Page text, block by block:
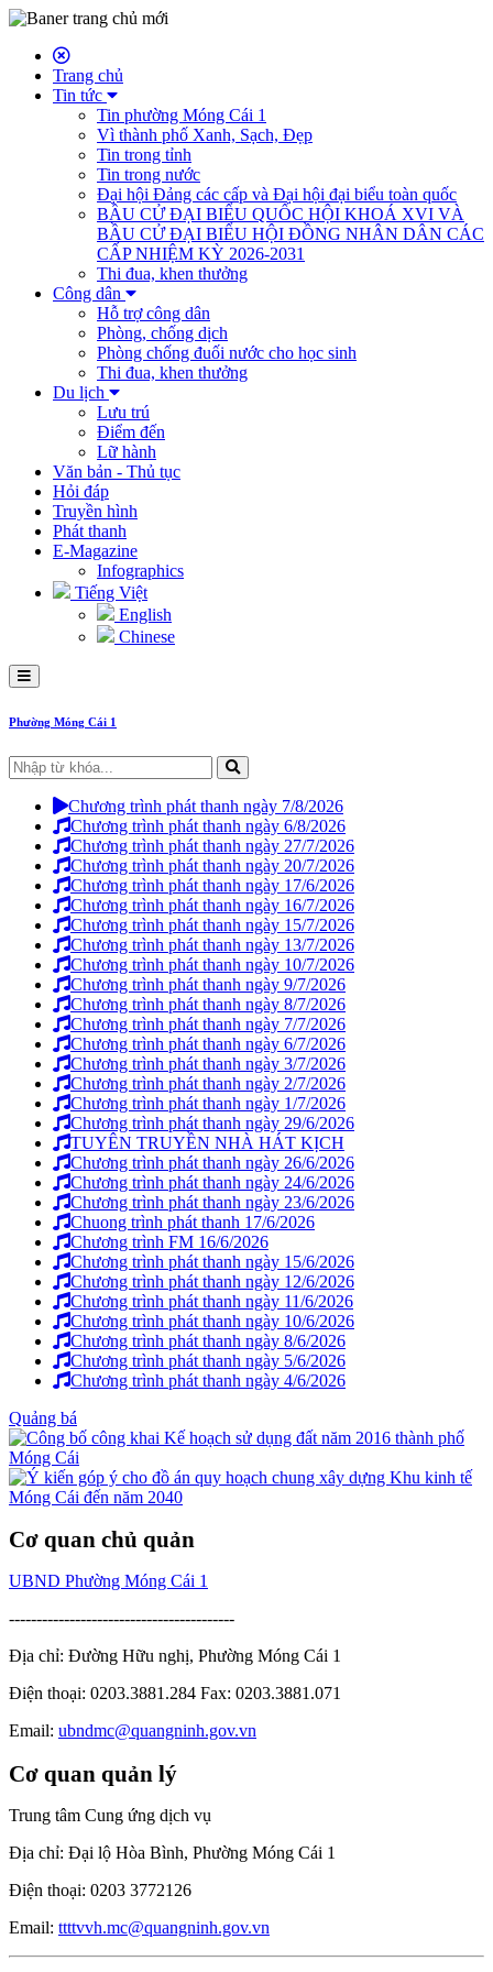
Trang chủ
Tin tức
Tin phường Móng Cái 1
Vì thành phố Xanh, Sạch, Đẹp
Tin trong tỉnh
Tin trong nước
Đại hội Đảng các cấp và Đại hội đại biểu toàn quốc
BẦU CỬ ĐẠI BIỂU QUỐC HỘI KHOÁ XVI VÀ
BẦU CỬ ĐẠI BIỂU HỘI ĐỒNG NHÂN DÂN CÁC
CẤP NHIỆM KỲ 2026-2031
Thi đua, khen thưởng
Công dân
Hỗ trợ công dân
Phòng, chống dịch
Phòng chống đuối nước cho học sinh
Thi đua, khen thưởng
Du lịch
Lưu trú
Điểm đến
Lữ hành
Văn bản - Thủ tục
Hỏi đáp
Truyền hình
Phát thanh
E-Magazine
Infographics
Tiếng Việt
English
Chinese
Phường Móng Cái 1
Chương trình phát thanh ngày 7/8/2026
Chương trình phát thanh ngày 6/8/2026
Chương trình phát thanh ngày 27/7/2026
Chương trình phát thanh ngày 20/7/2026
Chương trình phát thanh ngày 17/6/2026
Chương trình phát thanh ngày 16/7/2026
Chương trình phát thanh ngày 15/7/2026
Chương trình phát thanh ngày 13/7/2026
Chương trình phát thanh ngày 10/7/2026
Chương trình phát thanh ngày 9/7/2026
Chương trình phát thanh ngày 8/7/2026
Chương trình phát thanh ngày 7/7/2026
Chương trình phát thanh ngày 6/7/2026
Chương trình phát thanh ngày 3/7/2026
Chương trình phát thanh ngày 2/7/2026
Chương trình phát thanh ngày 1/7/2026
Chương trình phát thanh ngày 29/6/2026
TUYÊN TRUYỀN NHÀ HÁT KỊCH
Chương trình phát thanh ngày 26/6/2026
Chương trình phát thanh ngày 24/6/2026
Chương trình phát thanh ngày 23/6/2026
Chuong trình phát thanh 17/6/2026
Chương trình FM 16/6/2026
Chương trình phát thanh ngày 15/6/2026
Chương trình phát thanh ngày 12/6/2026
Chương trình phát thanh ngày 11/6/2026
Chương trình phát thanh ngày 10/6/2026
Chương trình phát thanh ngày 8/6/2026
Chương trình phát thanh ngày 5/6/2026
Chương trình phát thanh ngày 4/6/2026
Quảng bá
Cơ quan chủ quản
UBND Phường Móng Cái 1
-----------------------------------------
Địa chỉ: Đường Hữu nghị, Phường Móng Cái 1
Điện thoại: 0203.3881.284 Fax: 0203.3881.071
Email: ubndmc@quangninh.gov.vn
Cơ quan quản lý
Trung tâm Cung ứng dịch vụ
Địa chỉ: Đại lộ Hòa Bình, Phường Móng Cái 1
Điện thoại: 0203 3772126
Email: ttttvvh.mc@quangninh.gov.vn